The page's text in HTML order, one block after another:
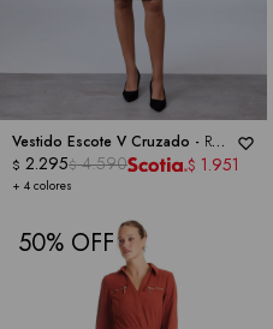
Vestido Escote V Cruzado - RM
RICHARDS
+ 4 colores
$ 2.295$ 4.590 $ 1.951
50